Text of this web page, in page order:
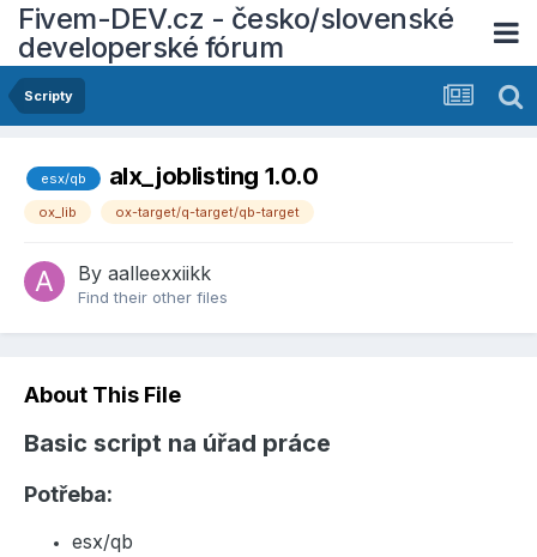
Fivem-DEV.cz - česko/slovenské
developerské fórum
Scripty
esx/qb alx_joblisting 1.0.0
ox_lib ox-target/q-target/qb-target
By aalleexxiikk
Find their other files
About This File
Basic script na úřad práce
Potřeba:
esx/qb